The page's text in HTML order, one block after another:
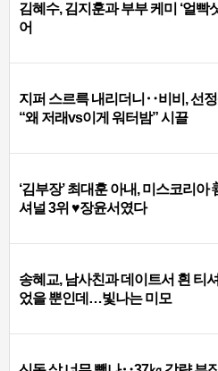
김혜수, 김지훈과 부부 케미 ‘얼빡
어
지퍼 스르륵 내리더니‥비비, 선
“왜 저래vs이게 워터밤” 시끌
‘김부장’ 최대훈 아내, 미스코리아
셔널 3위 ♥장윤서였다
송혜교, 남사친과 데이트서 흰 티
었을 뿐인데…빛나는 미모